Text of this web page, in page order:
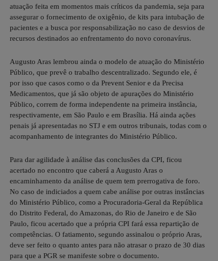
atuação feita em momentos mais críticos da pandemia, seja para
assegurar o fornecimento de oxigênio, de kits para intubação de
pacientes e a busca por responsabilização no caso de desvios de
recursos destinados ao enfrentamento do novo coronavírus.
Augusto Aras lembrou ainda o modelo de atuação do Ministério
Público, que prevê o trabalho descentralizado. Segundo ele, é
por isso que casos como o da Prevent Senior e da Precisa
Medicamentos, que já são objeto de apurações do Ministério
Público, correm de forma independente na primeira instância,
respectivamente, em São Paulo e em Brasília. Há ainda ações
penais já apresentadas no STJ e em outros tribunais, todas com o
acompanhamento de integrantes do Ministério Público.
Para dar agilidade à análise das conclusões da CPI, ficou
acertado no encontro que caberá a Augusto Aras o
encaminhamento da análise de quem tem prerrogativa de foro.
No caso de indiciados a quem cabe análise por outras instâncias
do Ministério Público, como a Procuradoria-Geral da República
do Distrito Federal, do Amazonas, do Rio de Janeiro e de São
Paulo, ficou acertado que a própria CPI fará essa repartição de
competências. O fatiamento, segundo assinalou o próprio Aras,
deve ser feito o quanto antes para não atrasar o prazo de 30 dias
para que a PGR se manifeste sobre o documento.